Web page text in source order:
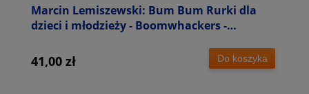
Marcin Lemiszewski: Bum Bum Rurki dla
dzieci i młodzieży - Boomwhackers -
41,00 zł Do koszyka